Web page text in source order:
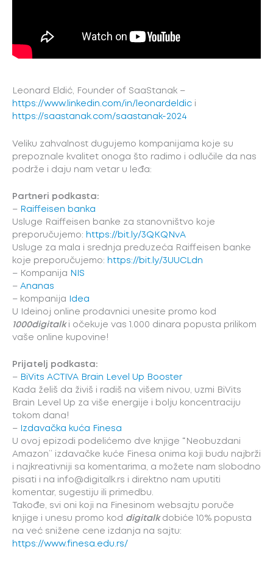
Leonard Eldić, Founder of SaaStanak –
https://www.linkedin.com/in/leonardeldic i
https://saastanak.com/saastanak-2024
Veliku zahvalnost dugujemo kompanijama koje su
prepoznale kvalitet onoga što radimo i odlučile da nas
podrže i daju nam vetar u leđa:
Partneri podkasta:
– Raiffeisen banka
Usluge Raiffeisen banke za stanovništvo koje
preporučujemo: https://bit.ly/3QKQNvA
Usluge za mala i srednja preduzeća Raiffeisen banke
koje preporučujemo: https://bit.ly/3UUCLdn
– Kompanija NIS
– Ananas
– kompanija
Idea
U Ideinoj online prodavnici unesite promo kod
1000digitalk i očekuje vas 1.000 dinara popusta prilikom
vaše online kupovine!
Prijatelj podkasta:
– BiVits ACTIVA Brain Level Up Booster
Kada želiš da živiš i radiš na višem nivou, uzmi BiVits
Brain Level Up za više energije i bolju koncentraciju
tokom dana!
–
Izdavačka kuća Finesa
U ovoj epizodi podelićemo dve knjige “Neobuzdani
Amazon’’ izdavačke kuće Finesa onima koji budu najbrži
i najkreativniji sa komentarima, a možete nam slobodno
pisati i na info@digitalk.rs i direktno nam uputiti
komentar, sugestiju ili primedbu.
Takođe, svi oni koji na Finesinom websajtu poruče
knjige i unesu promo kod digitalkdobiće 10% popusta
na već snižene cene izdanja na sajtu:
https://www.finesa.edu.rs/